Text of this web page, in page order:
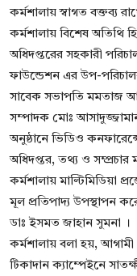
কর্মশালায় স্বাগত বক্তব্য
কর্মশালায় বিশেষ অতিথি
অধিদপ্তরের সহকারী
ফাউন্ডেশন এর উপ-
সাবেক সভাপতি মমতাজ
সম্পাদক মোঃ
অনুষ্ঠানে ভিডিও
অধিদপ্তর, তথ্য ও সম্প্রচার
কর্মশালায় মাল্টিমিডিয়া
মূল প্রতিপাদ্য উপস্থাপন
ডাঃ ইসমত জাহান সুমনা ।
কর্মশালায় বলা হয়,
টিকাদান ক্যাম্পেইনে